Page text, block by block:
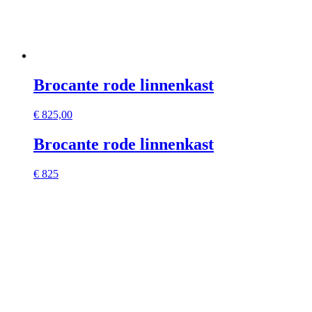
Brocante rode linnenkast
€ 825,00
Brocante rode linnenkast
€ 825